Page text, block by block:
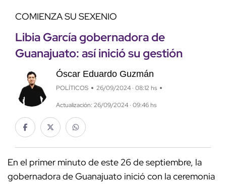
COMIENZA SU SEXENIO
Libia García gobernadora de
Guanajuato: así inició su gestión
Óscar Eduardo Guzmán
POLÍTICOS 26/09/2024 · 08:12 hs
Actualización: 26/09/2024 · 09:46 hs
En el primer minuto de este 26 de septiembre, la
gobernadora de Guanajuato inició con la ceremonia